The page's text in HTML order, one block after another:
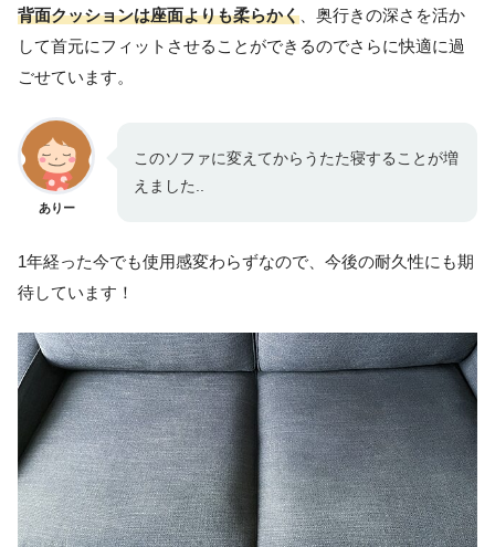
背面クッションは座面よりも柔らかく 、奥行きの深さを活か
して首元にフィットさせることができるのでさらに快適に過
ごせています。
ありー
このソファに変えてからうたた寝することが増
えました..
1年経った今でも使用感変わらずなので、今後の耐久性にも期
待しています！